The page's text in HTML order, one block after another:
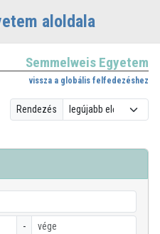
aloldala
Semmelweis Egyetem
vissza a globális felfedezéshez
Rendezés
-